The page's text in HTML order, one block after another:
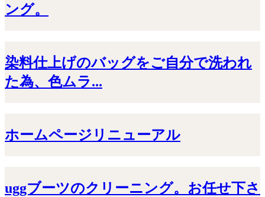
ング。
染料仕上げのバッグをご自分で洗われ
た為、色ムラ...
ホームページリニューアル
uggブーツのクリーニング。お任せ下さ